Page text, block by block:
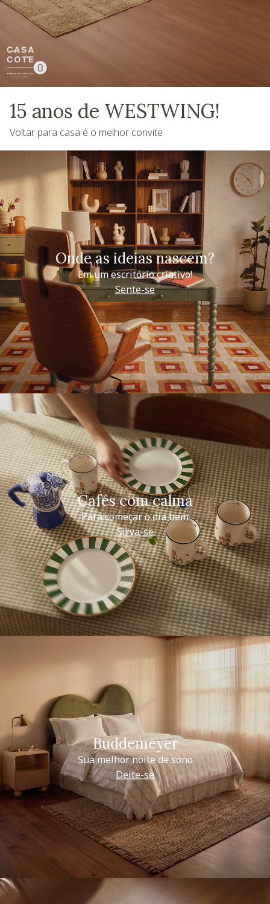
15 anos de WESTWING!
Voltar para casa é o melhor convite
Onde as ideias nascem?
Em um escritório criativo!
Sente-se
Cafés com calma
Para começar o dia bem
Sirva-se
Buddemeyer
Sua melhor noite de sono
Deite-se